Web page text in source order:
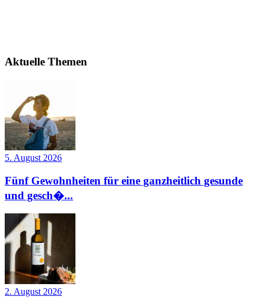
Aktuelle Themen
5. August 2026
Fünf Gewohnheiten für eine ganzheitlich gesunde
und gesch�...
2. August 2026